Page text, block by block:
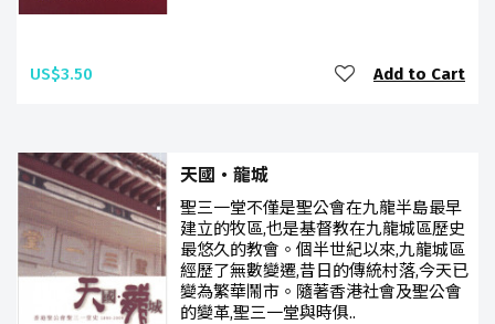
US$3.50 Add to Cart
天國‧龍城
聖三一堂不僅是聖公會在九龍半島最早
建立的牧區,也是基督教在九龍城區歷史
最悠久的教會。個半世紀以來,九龍城區
經歷了無數變遷,昔日的傳統村落,今天已
變為繁華鬧市。隨著香港社會及聖公會
的變革,聖三一堂與時俱..